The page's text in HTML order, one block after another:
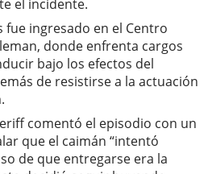
el incidente.
fue ingresado en el Centro
donde enfrenta cargos
bajo los efectos del
de resistirse a la actuación
comentó el episodio con un
que el caimán “intentó
de que entregarse era la